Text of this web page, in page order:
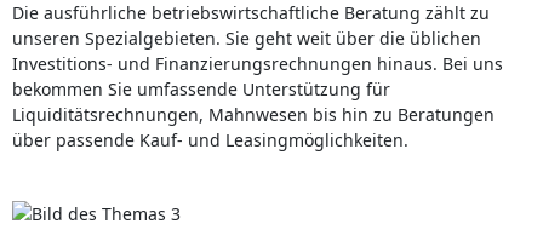
Die ausführliche betriebswirtschaftliche Beratung zählt zu
unseren Spezialgebieten. Sie geht weit über die üblichen
Investitions- und Finanzierungsrechnungen hinaus. Bei uns
bekommen Sie umfassende Unterstützung für
Liquiditätsrechnungen, Mahnwesen bis hin zu Beratungen
über passende Kauf- und Leasingmöglichkeiten.